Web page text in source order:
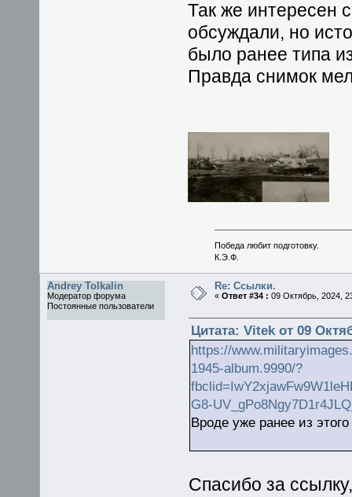
Так же интересен
обсуждали, но
было ранее типа
Правда снимок
Победа любит подготовку.
К.Э.Ф.
Andrey Tolkalin
Модератор форума
Постоянные пользователи
Re: Ссылки.
« Ответ #34 : 09 Октябрь, 2024,
Цитата: Vitek от 09
https://
1945-album.9990/?
G8-
Вроде уже ранее из
Спасибо за